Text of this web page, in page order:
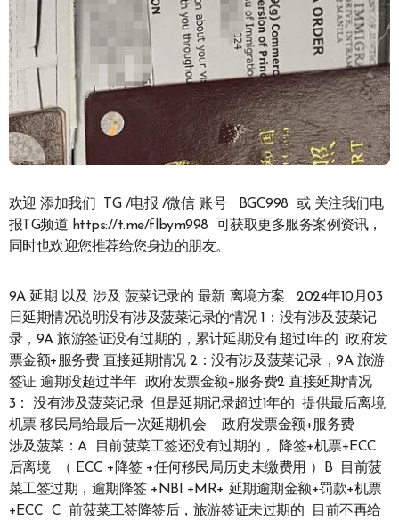
欢迎 添加我们 TG /电报 /微信 账号 BGC998 或 关注我们电
报TG频道 https://t.me/flbym998 可获取更多服务案例资讯，
同时也欢迎您推荐给您身边的朋友。
9A 延期 以及 涉及 菠菜记录的 最新 离境方案 2024年10月03
日延期情况说明没有涉及菠菜记录的情况 1：没有涉及菠菜记
录，9A 旅游签证没有过期的，累计延期没有超过1年的 政府发
票金额+服务费 直接延期情况 2：没有涉及菠菜记录，9A 旅游
签证 逾期没超过半年 政府发票金额+服务费2 直接延期情况
3： 没有涉及菠菜记录 但是延期记录超过1年的 提供最后离境
机票 移民局给最后一次延期机会 政府发票金额+服务费
涉及菠菜：A 目前菠菜工签还没有过期的， 降签+机票+ECC
后离境 （ ECC +降签 +任何移民局历史未缴费用 ）B 目前菠
菜工签过期，逾期降签 +NBI +MR+ 延期逾期金额+罚款+机票
+ECC C 前菠菜工签降签后，旅游签证未过期的 目前不再给